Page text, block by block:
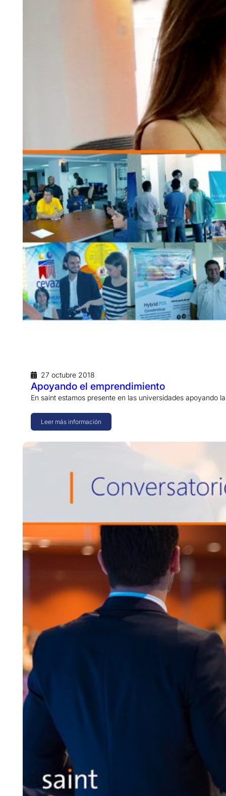
27 octubre 2018
Apoyando el emprendimiento
En saint estamos presente en las universidades apoyando
Leer más información